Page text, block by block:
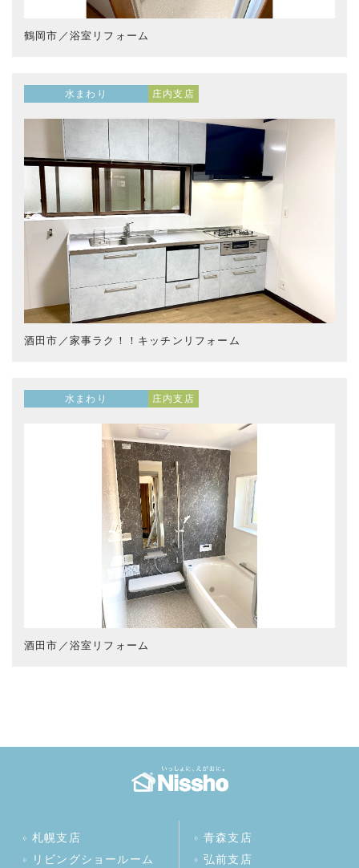
鶴岡市／浴室リフォーム
水まわり 庄内支店
酒田市／家事ラク！！キッチンリフォーム
水まわり 庄内支店
酒田市／浴室リフォーム
札幌支店
リビングショールーム
青森支店
弘前支店